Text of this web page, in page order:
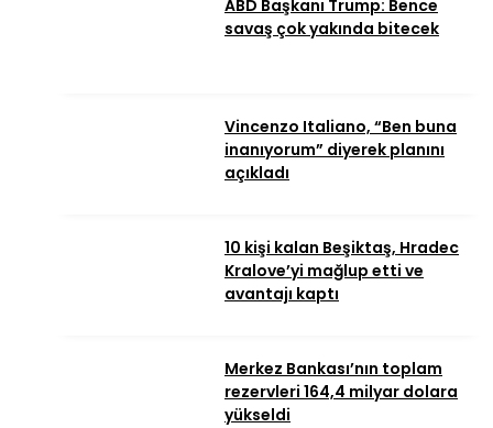
ABD Başkanı Trump: Bence
savaş çok yakında bitecek
Vincenzo Italiano, “Ben buna
inanıyorum” diyerek planını
açıkladı
10 kişi kalan Beşiktaş, Hradec
Kralove’yi mağlup etti ve
avantajı kaptı
Merkez Bankası’nın toplam
rezervleri 164,4 milyar dolara
yükseldi